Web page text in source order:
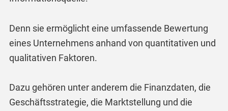
Denn sie ermöglicht eine umfassende Bewertung
eines Unternehmens anhand von quantitativen und
qualitativen Faktoren.
Dazu gehören unter anderem die Finanzdaten, die
Geschäftsstrategie, die Marktstellung und die